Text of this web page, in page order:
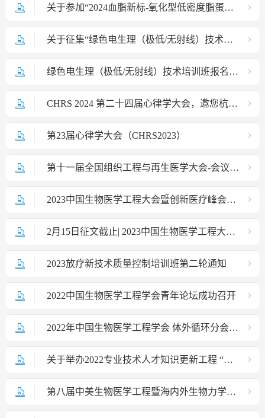
关于参加“2024血脂新标-氧化型低密度脂蛋白与心脑血管疾病研讨会”的通知
关于征集“绿色电生理（极低/无射线）技术培训及 考核项目”宣传片所需图片及视频资料的通知
绿色电生理（极低/无射线）技术培训班报名通知
CHRS 2024 第二十四届心律学大会，邀您杭州相聚！
第23届心律学大会（CHRS2023）
第十一届全国组织工程与再生医学大会-会议征文通知
2023中国生物医学工程大会暨创新医疗峰会会议通知
2月15日征文截止| 2023中国生物医学工程大会暨创新医疗峰会（第二轮征文通知）
2023放疗新技术质量控制培训班第二轮通知
2022中国生物医学工程学会青年论坛成功召开
2022年中国生物医学工程学会 体外循环分会学术年会（ChSECC）圆满落幕
关于举办2022专业技术人才知识更新工程 “体外生命支持（ECMO）技术高级研修班”的通知
第八届中美生物医学工程暨海内外生物力学学术研讨会成功举办